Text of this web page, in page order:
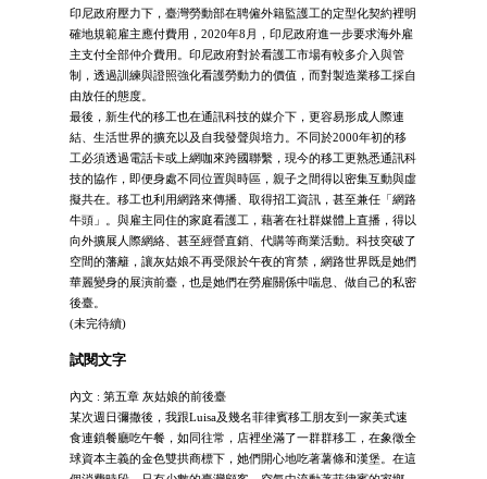
印尼政府壓力下，臺灣勞動部在聘僱外籍監護工的定型化契約裡明
確地規範雇主應付費用，2020年8月，印尼政府進一步要求海外雇
主支付全部仲介費用。印尼政府對於看護工市場有較多介入與管
制，透過訓練與證照強化看護勞動力的價值，而對製造業移工採自
由放任的態度。
最後，新生代的移工也在通訊科技的媒介下，更容易形成人際連
結、生活世界的擴充以及自我發聲與培力。不同於2000年初的移
工必須透過電話卡或上網咖來跨國聯繫，現今的移工更熟悉通訊科
技的協作，即便身處不同位置與時區，親子之間得以密集互動與虛
擬共在。移工也利用網路來傳播、取得招工資訊，甚至兼任「網路
牛頭」。與雇主同住的家庭看護工，藉著在社群媒體上直播，得以
向外擴展人際網絡、甚至經營直銷、代購等商業活動。科技突破了
空間的藩籬，讓灰姑娘不再受限於午夜的宵禁，網路世界既是她們
華麗變身的展演前臺，也是她們在勞雇關係中喘息、做自己的私密
後臺。
(未完待續)
試閱文字
內文 : 第五章 灰姑娘的前後臺
某次週日彌撒後，我跟Luisa及幾名菲律賓移工朋友到一家美式速
食連鎖餐廳吃午餐，如同往常，店裡坐滿了一群群移工，在象徵全
球資本主義的金色雙拱商標下，她們開心地吃著薯條和漢堡。在這